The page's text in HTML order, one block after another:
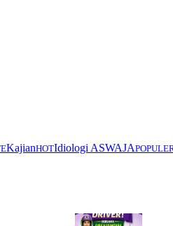
KajianHOTIdiologi ASWAJA